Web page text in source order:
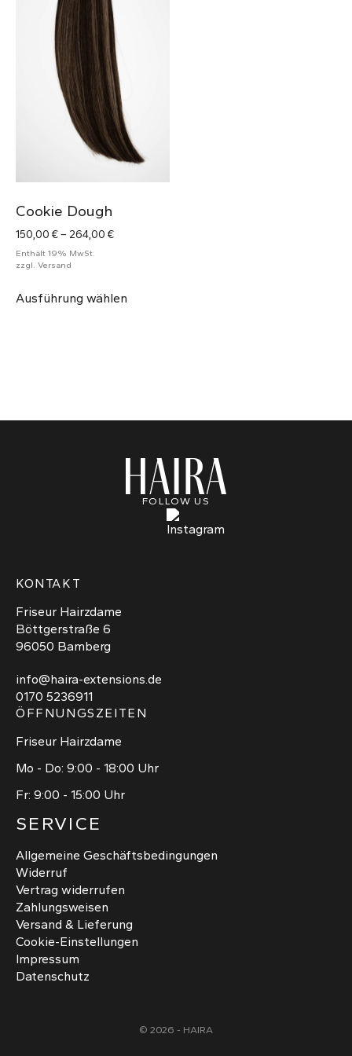
Cookie Dough
150,00 €– 264,00 €Preisspanne:
Enthält 19% MwSt.
zzgl. Versand
Ausführung wählen
können
der
Produktseite
gewählt
werden
FOLLOW US
KONTAKT
Friseur Hairzdame
Böttgerstraße 6
96050 Bamberg
info@haira-extensions.de
0170 5236911
ÖFFNUNGSZEITEN
Friseur Hairzdame
Mo - Do: 9:00 - 18:00 Uhr
Fr: 9:00 - 15:00 Uhr
SERVICE
Allgemeine Geschäftsbedingungen
Widerruf
Vertrag widerrufen
Zahlungsweisen
Versand & Lieferung
Cookie-Einstellungen
Impressum
Datenschutz
© 2026 - HAIRA